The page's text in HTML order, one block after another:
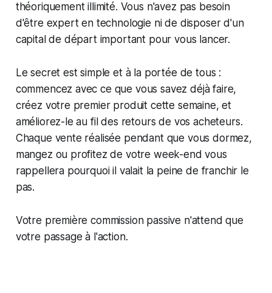
théoriquement illimité. Vous n'avez pas besoin
d'être expert en technologie ni de disposer d'un
capital de départ important pour vous lancer.
Le secret est simple et à la portée de tous :
commencez avec ce que vous savez déjà faire,
créez votre premier produit cette semaine, et
améliorez-le au fil des retours de vos acheteurs.
Chaque vente réalisée pendant que vous dormez,
mangez ou profitez de votre week-end vous
rappellera pourquoi il valait la peine de franchir le
pas.
Votre première commission passive n'attend que
votre passage à l'action.